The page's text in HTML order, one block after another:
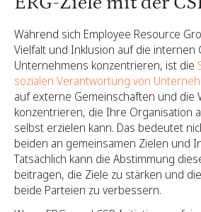
Während sich Employee Resource
Vielfalt und Inklusion auf die internen
Unternehmens konzentrieren, ist die
sozialen Verantwortung von
auf externe Gemeinschaften und die
konzentrieren, die Ihre Organisation
selbst erzielen kann. Das bedeutet
beiden an gemeinsamen Zielen und
Tatsächlich kann die Abstimmung
beitragen, die Ziele zu stärken und
beide Parteien zu verbessern.